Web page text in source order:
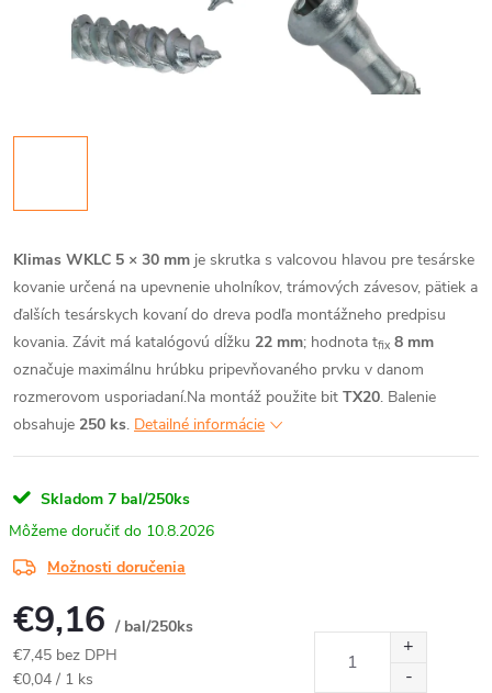
Klimas WKLC 5 × 30 mm je skrutka s valcovou hlavou pre tesárske
kovanie určená na upevnenie uholníkov, trámových závesov, pätiek a
ďalších tesárskych kovaní do dreva podľa montážneho predpisu
kovania. Závit má katalógovú dĺžku 22 mm; hodnota tfix 8 mm
označuje maximálnu hrúbku pripevňovaného prvku v danom
rozmerovom usporiadaní.Na montáž použite bit TX20. Balenie
obsahuje 250 ks. Detailné informácie
Skladom 7 bal/250ks
10.8.2026
Možnosti doručenia
€9,16 / bal/250ks
€7,45 bez DPH
Jednotková
€0,04 / 1 ks